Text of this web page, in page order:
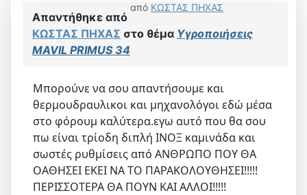
από ΚΩΣΤΑΣ ΠΗΧΑΣ
Απαντήθηκε από
ΚΩΣΤΑΣ ΠΗΧΑΣ στο θέμα Υγροποιήσεις
MAVIL PRIMUS 34
Μπορούνε να σου απαντήσουμε και
θερμουδραυλικοι και μηχανολόγοι εδώ μέσα
στο φόρουμ καλύτερα.εγω αυτό που θα σου
πω είναι τρίοδη διπλή ΙΝΟΞ καμινάδα και
σωστές ρυθμίσεις από ΑΝΘΡΩΠΟ ΠΟΥ ΘΑ
ΟΑΘΗΣΕΙ ΕΚΕΙ ΝΑ ΤΟ ΠΑΡΑΚΟΛΟΥΘΗΣΕΙ!!!!!
ΠΕΡΙΣΣΟΤΕΡΑ ΘΑ ΠΟΥΝ ΚΑΙ ΑΛΛΟΙ!!!!!